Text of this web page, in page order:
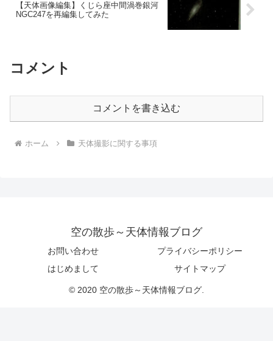
【天体画像編集】くじら座中間渦巻銀河
NGC247を再編集してみた
コメント
コメントを書き込む
ホーム 天体撮影に関する事項
空の散歩～天体情報ブログ
お問い合わせ
プライバシーポリシー
はじめまして
サイトマップ
© 2020 空の散歩～天体情報ブログ.